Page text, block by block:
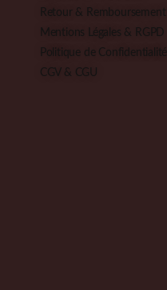
Retour & Remboursement
Mentions Légales & RGPD
Politique de Confidentialité
CGV & CGU